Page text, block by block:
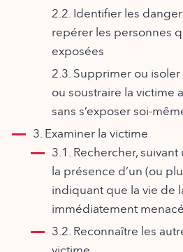
2.2. Identifier les
repérer les personnes
exposées
2.3. Supprimer ou
ou soustraire la victime
sans s’exposer soi-
3. Examiner la victime
3.1. Rechercher,
la présence d’un (ou
indiquant que la vie de
immédiatement
3.2. Reconnaître les